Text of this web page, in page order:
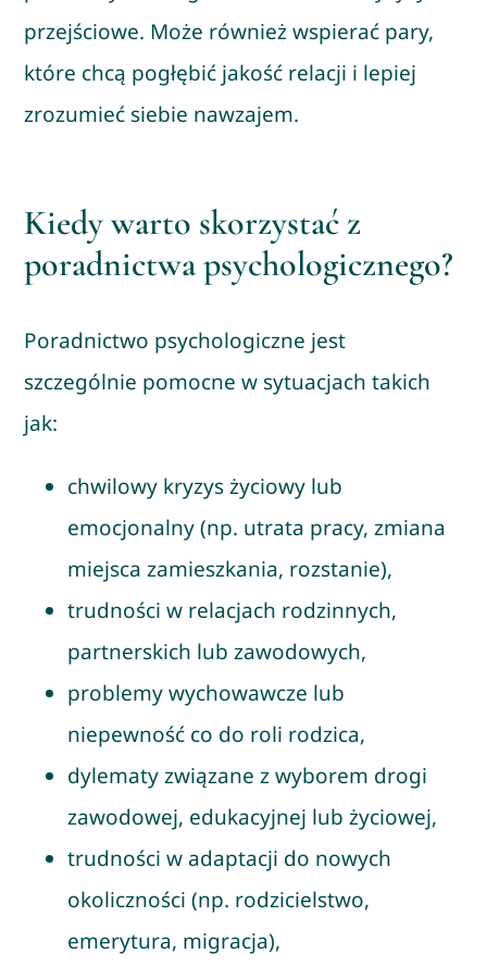
przejściowe. Może również wspierać pary,
które chcą pogłębić jakość relacji i lepiej
zrozumieć siebie nawzajem.
Kiedy warto skorzystać z
poradnictwa psychologicznego?
Poradnictwo psychologiczne jest
szczególnie pomocne w sytuacjach takich
jak:
chwilowy kryzys życiowy lub
emocjonalny (np. utrata pracy, zmiana
miejsca zamieszkania, rozstanie),
trudności w relacjach rodzinnych,
partnerskich lub zawodowych,
problemy wychowawcze lub
niepewność co do roli rodzica,
dylematy związane z wyborem drogi
zawodowej, edukacyjnej lub życiowej,
trudności w adaptacji do nowych
okoliczności (np. rodzicielstwo,
emerytura, migracja),